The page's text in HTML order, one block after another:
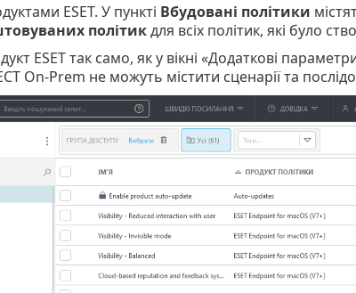
ESET. У пункті Вбудовані політики
політикдля всіх політик, які було
ESET так само, як у вікні «Додаткові
On-Prem не можуть містити сценарії та